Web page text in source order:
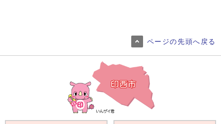
ページの先頭へ戻る